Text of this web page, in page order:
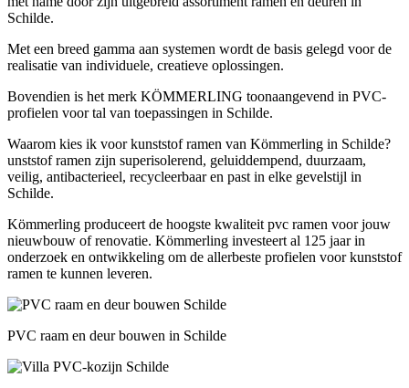
Schilde.
Met een breed gamma aan systemen wordt de basis gelegd voor de
realisatie van individuele, creatieve oplossingen.
Bovendien is het merk KÖMMERLING toonaangevend in PVC-
profielen voor tal van toepassingen in Schilde.
Waarom kies ik voor kunststof ramen van Kömmerling in Schilde?
unststof ramen zijn superisolerend, geluiddempend, duurzaam,
veilig, antibacterieel, recycleerbaar en past in elke gevelstijl in
Schilde.
Kömmerling produceert de hoogste kwaliteit pvc ramen voor jouw
nieuwbouw of renovatie. Kömmerling investeert al 125 jaar in
onderzoek en ontwikkeling om de allerbeste profielen voor kunststof
ramen te kunnen leveren.
PVC raam en deur bouwen in Schilde